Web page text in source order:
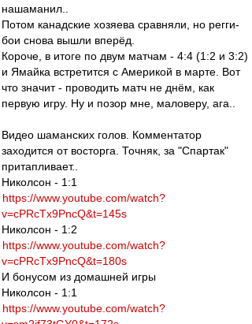
нашаманил..
Потом канадские хозяева сравняли, но регги-
бои снова вышли вперёд.
Короче, в итоге по двум матчам - 4:4 (1:2 и 3:2)
и Ямайка встретится с Америкой в марте. Вот
что значит - проводить матч не днём, как
первую игру. Ну и позор мне, маловеру, ага..
Видео шаманских голов. Комментатор
заходится от восторга. Точняк, за "Спартак"
притапливает..
Николсон - 1:1
https://www.youtube.com/watch?
v=cPRcTx9PncQ&t=145s
Николсон - 1:2
https://www.youtube.com/watch?
v=cPRcTx9PncQ&t=180s
И бонусом из домашней игры
Николсон - 1:1
https://www.youtube.com/watch?